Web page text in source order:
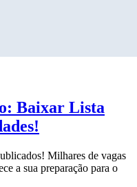
Baixar Lista
Milhares de vagas
a sua preparação para o